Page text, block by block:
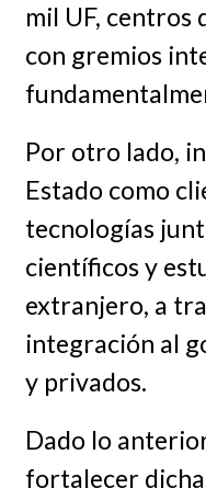
mil UF, centros
con gremios
Por otro lado,
Estado como
tecnologías
científicos y
extranjero, a
integración al
y privados.
Dado lo
fortalecer